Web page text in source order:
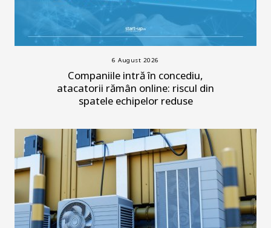
6 August 2026
Companiile intră în concediu,
atacatorii rămân online: riscul din
spatele echipelor reduse